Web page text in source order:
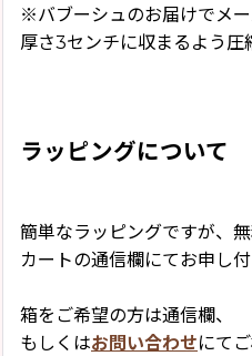
※バブーシュのお届けでメー
厚さ3センチに収まるよう圧
ラッピングについて
簡単なラッピングですが、
カートの通信欄にてお申し付
箱をご希望の方は通信欄、
もしくはお問い合わせにて